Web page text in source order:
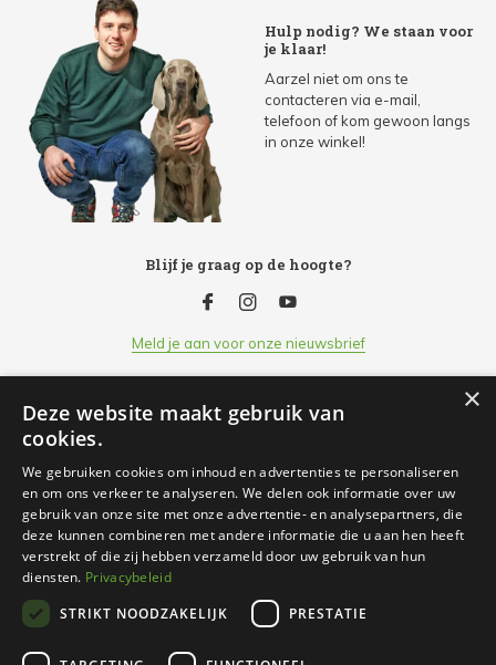
Hulp nodig? We staan voor
je klaar!
Aarzel niet om ons te
contacteren via e-mail,
telefoon of kom gewoon langs
in onze winkel!
Blijf je graag op de hoogte?
Meld je aan voor onze nieuwsbrief
Klantenservice
Openingsuren
Informatie
Contact
×
Deze website maakt gebruik van
cookies.
We gebruiken cookies om inhoud en advertenties te personaliseren
en om ons verkeer te analyseren. We delen ook informatie over uw
gebruik van onze site met onze advertentie- en analysepartners, die
deze kunnen combineren met andere informatie die u aan hen heeft
verstrekt of die zij hebben verzameld door uw gebruik van hun
diensten. Privacybeleid
STRIKT NOODZAKELIJK
PRESTATIE